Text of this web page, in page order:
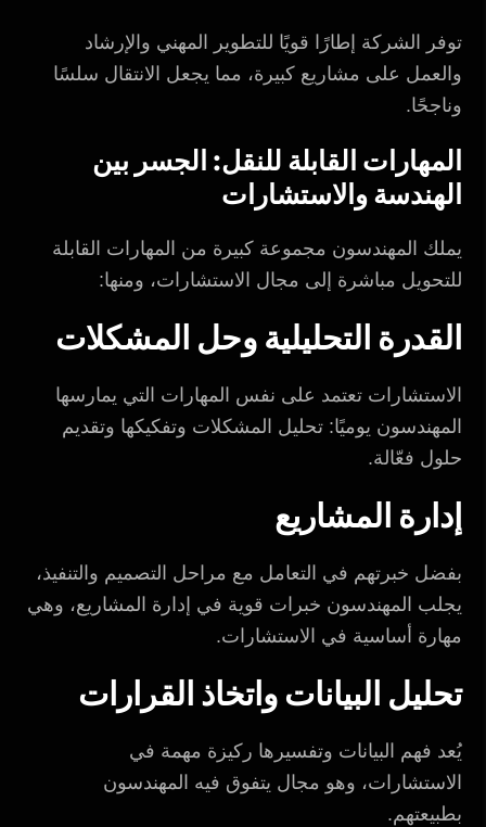
توفر الشركة إطارًا قويًا للتطوير المهني والإرشاد
والعمل على مشاريع كبيرة، مما يجعل الانتقال سلسًا
وناجحًا.
المهارات القابلة للنقل: الجسر بين
الهندسة والاستشارات
يملك المهندسون مجموعة كبيرة من المهارات القابلة
للتحويل مباشرة إلى مجال الاستشارات، ومنها:
القدرة التحليلية وحل المشكلات
الاستشارات تعتمد على نفس المهارات التي يمارسها
المهندسون يوميًا: تحليل المشكلات وتفكيكها وتقديم
حلول فعّالة.
إدارة المشاريع
بفضل خبرتهم في التعامل مع مراحل التصميم والتنفيذ،
يجلب المهندسون خبرات قوية في إدارة المشاريع، وهي
مهارة أساسية في الاستشارات.
تحليل البيانات واتخاذ القرارات
يُعد فهم البيانات وتفسيرها ركيزة مهمة في
الاستشارات، وهو مجال يتفوق فيه المهندسون
بطبيعتهم.